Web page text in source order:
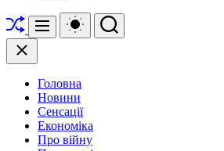
Перетасувати
Меню
Перемикач
кольорового
Пошук
Закрити
Головна
Новини
Сенсації
Економіка
Про війну